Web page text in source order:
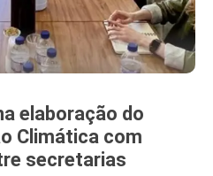
elaboração do
Climática com
secretarias